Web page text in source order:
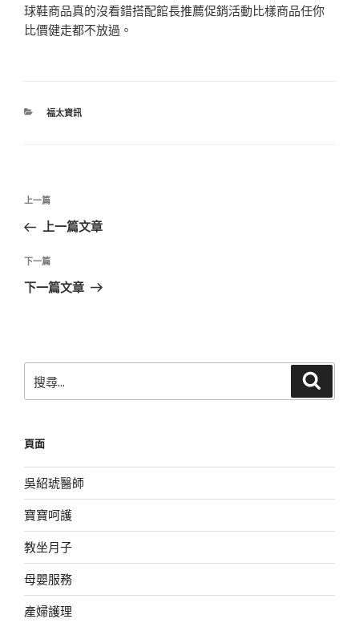
球鞋商品真的沒看錯搭配館長推薦促銷活動比樣商品任你
比價健走都不放過。
分
福太資訊
文
導
覽
上
一
文
章
上一篇
上一篇文章
下
一
下一篇
下一篇文章
尋
字:
頁面
吳紹琥醫師
寶寶呵護
教坐月子
母嬰服務
產婦護理